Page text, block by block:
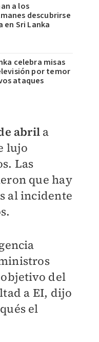
a los
descubrirse
en Sri Lanka
celebra misas
por temor
ataques
abril a
lujo
Las
que hay
al incidente
del
a EI, dijo
el